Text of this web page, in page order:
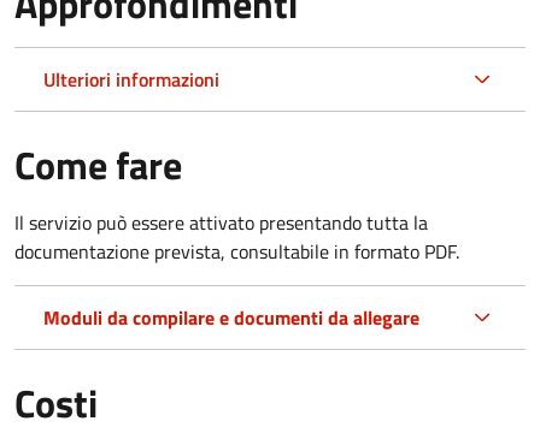
Ulteriori informazioni
Come fare
Il servizio può essere attivato presentando tutta la
documentazione prevista, consultabile in formato PDF.
Moduli da compilare e documenti da allegare
Costi